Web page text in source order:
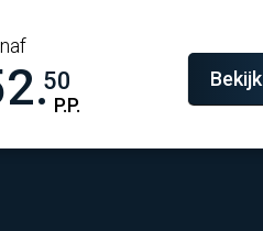
50
P.P.
Bekijk